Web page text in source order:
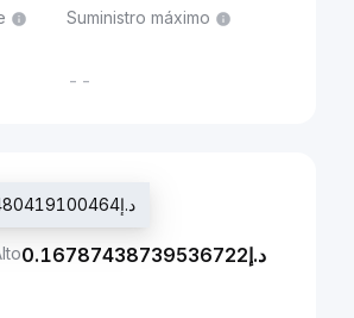
Suministro máximo
--
Último precio de trading: د.إ0.1669480419100464
د.إ0.16787438739536722